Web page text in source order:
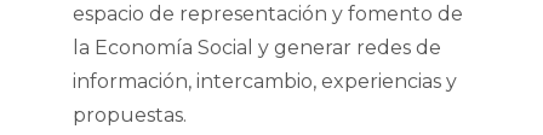
espacio de representación y fomento de
la Economía Social y generar redes de
información, intercambio, experiencias y
propuestas.